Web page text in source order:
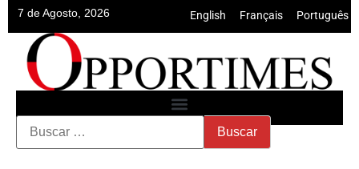
7 de Agosto, 2026 English Français Português